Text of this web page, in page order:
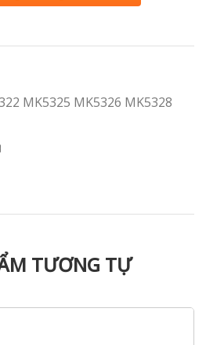
MK5325 MK5326 MK5328
TƯƠNG TỰ